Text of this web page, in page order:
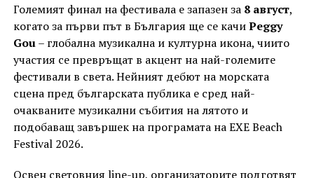
Големият финал на фестивала е запазен за 8 август,
когато за първи път в България ще се качиPeggy
Gou– глобална музикална и културна икона, чиито
участия се превръщат в акцент на най-големите
фестивали в света. Нейният дебют на морската
сцена пред българската публика е сред най-
очакваните музикални събития на лятото и
подобаващ завършек на програмата на EXE Beach
Festival 2026.
Освен световния line-up, организаторите подготвят